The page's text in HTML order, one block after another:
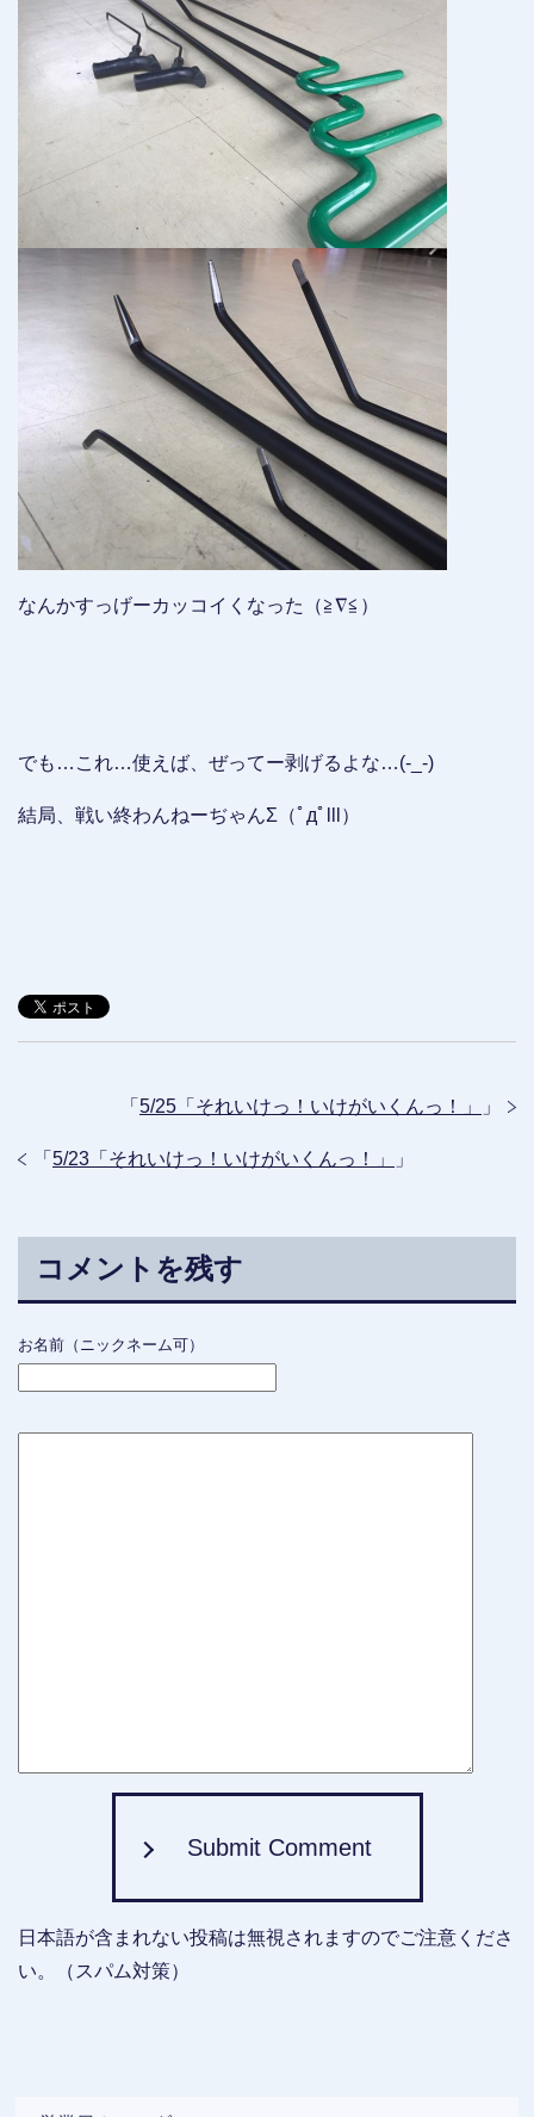
なんかすっげーカッコイくなった（≧∇≦）
でも…これ…使えば、ぜってー剥げるよな…(-_-)
結局、戦い終わんねーぢゃんΣ（ﾟдﾟlll）
「 5/25「それいけっ！いけがいくんっ！」 」
「 5/23「それいけっ！いけがいくんっ！」 」
コメントを残す
お名前（ニックネーム可）
Submit Comment
日本語が含まれない投稿は無視されますのでご注意くださ
い。（スパム対策）